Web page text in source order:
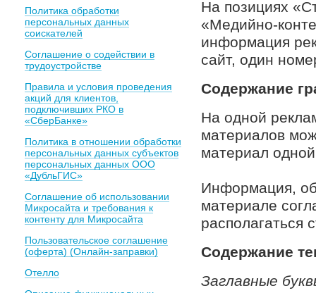
Политика обработки
персональных данных
соискателей
Соглашение о содействии в
трудоустройстве
Правила и условия проведения
акций для клиентов,
подключивших РКО в
«СберБанке»
Политика в отношении обработки
персональных данных субъектов
персональных данных ООО
«ДубльГИС»
Соглашение об использовании
Микросайта и требования к
контенту для Микросайта
Пользовательское соглашение
(оферта) (Онлайн-заправки)
Отелло
На позициях
«Медийно-
информация
сайт, один
Содержание
На одной
материалов
материал
Информация,
материале
располагаться
Содержание
Заглавные